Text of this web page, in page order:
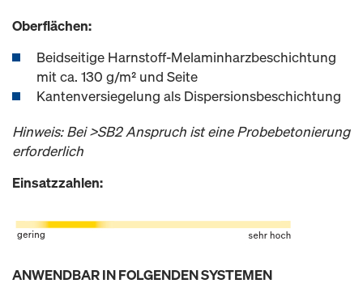
Oberflächen:
Beidseitige Harnstoff-Melaminharzbeschichtung
mit ca. 130 g/m² und Seite
Kantenversiegelung als Dispersionsbeschichtung
Hinweis: Bei >SB2 Anspruch ist eine Probebetonierung
erforderlich
Einsatzzahlen:
ANWENDBAR IN FOLGENDEN SYSTEMEN